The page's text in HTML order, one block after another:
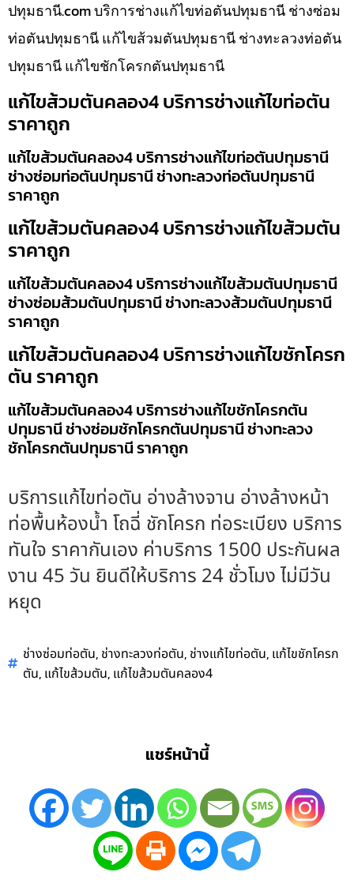
ปทุมธานี.com บริการช่างแก้ไขท่อตันปทุมธานี ช่างซ่อม
ท่อตันปทุมธานี แก้ไขส้วมตันปทุมธานี ช่างทะลวงท่อตัน
ปทุมธานี แก้ไขชักโครกตันปทุมธานี
แก้ไขส้วมตันคลอง4 บริการช่างแก้ไขท่อตัน
ราคาถูก
แก้ไขส้วมตันคลอง4 บริการช่างแก้ไขท่อตันปทุมธานี
ช่างซ่อมท่อตันปทุมธานี ช่างทะลวงท่อตันปทุมธานี
ราคาถูก
แก้ไขส้วมตันคลอง4 บริการช่างแก้ไขส้วมตัน
ราคาถูก
แก้ไขส้วมตันคลอง4 บริการช่างแก้ไขส้วมตันปทุมธานี
ช่างซ่อมส้วมตันปทุมธานี ช่างทะลวงส้วมตันปทุมธานี
ราคาถูก
แก้ไขส้วมตันคลอง4 บริการช่างแก้ไขชักโครก
ตัน ราคาถูก
แก้ไขส้วมตันคลอง4 บริการช่างแก้ไขชักโครกตัน
ปทุมธานี ช่างซ่อมชักโครกตันปทุมธานี ช่างทะลวง
ชักโครกตันปทุมธานี ราคาถูก
บริการแก้ไขท่อตัน อ่างล้างจาน อ่างล้างหน้า
ท่อพื้นห้องน้ำ โถฉี่ ชักโครก ท่อระเบียง บริการ
ทันใจ ราคากันเอง ค่าบริการ 1500 ประกันผล
งาน 45 วัน ยินดีให้บริการ 24 ชั่วโมง ไม่มีวัน
หยุด
ช่างซ่อมท่อตัน, ช่างทะลวงท่อตัน, ช่างแก้ไขท่อตัน, แก้ไขชักโครก
ตัน, แก้ไขส้วมตัน, แก้ไขส้วมตันคลอง4
แชร์หน้านี้